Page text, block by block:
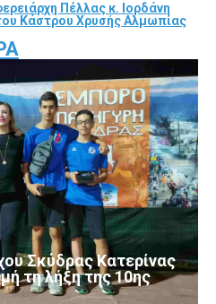
Πέλλας κ. Ιορδάνη
Κάστρου Χρυσής Αλμωπίας
Σκύδρας Κατερίνας
τη λήξη της 10ης